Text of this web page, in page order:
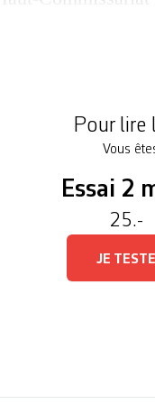
Pour lire
Vous
Essai 2
25.-
JE TESTE